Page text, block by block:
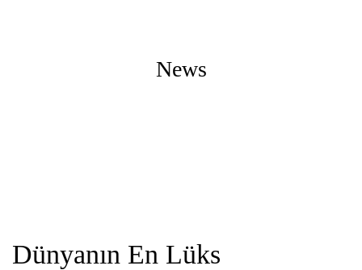
News
Dünyanın En Lüks